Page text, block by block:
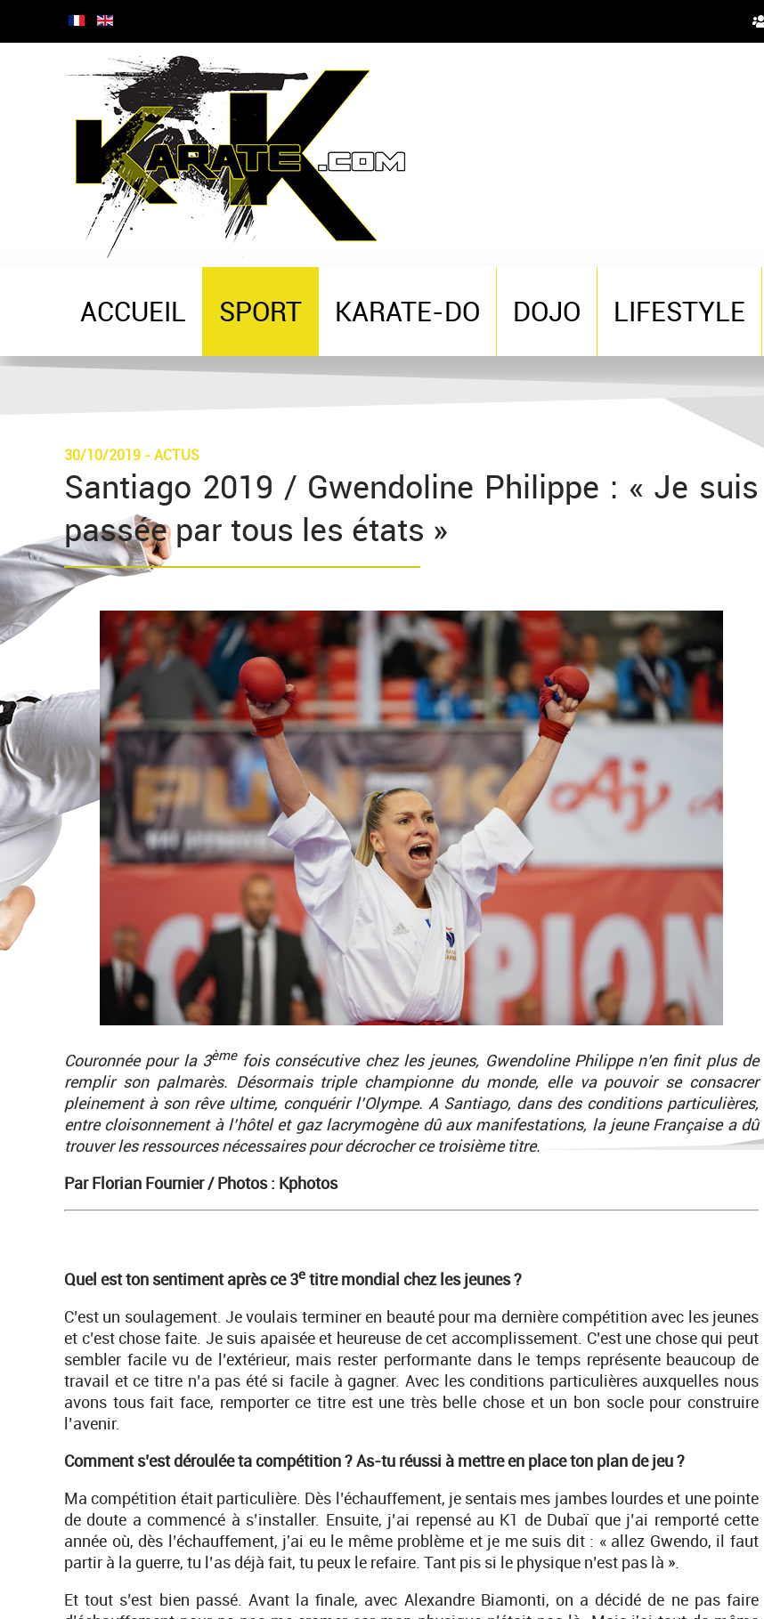
ACCUEIL SPORT KARATE-DO DOJO LIFESTYLE
30/10/2019 -ACTUS
Santiago 2019 / Gwendoline Philippe : « Je suis
passée par tous les états »
Couronnée pour la 3èmefois consécutive chez les jeunes, Gwendoline Philippe n’en finit plus de
remplir son palmarès. Désormais triple championne du monde, elle va pouvoir se consacrer
pleinement à son rêve ultime, conquérir l’Olympe. A Santiago, dans des conditions particulières,
entre cloisonnement à l’hôtel et gaz lacrymogène dû aux manifestations, la jeune Française a dû
trouver les ressources nécessaires pour décrocher ce troisième titre.
Par Florian Fournier / Photos : Kphotos
Quel est ton sentiment après ce 3e titre mondial chez les jeunes ?
C’est un soulagement. Je voulais terminer en beauté pour ma dernière compétition avec les jeunes
et c’est chose faite. Je suis apaisée et heureuse de cet accomplissement. C’est une chose qui peut
sembler facile vu de l’extérieur, mais rester performante dans le temps représente beaucoup de
travail et ce titre n’a pas été si facile à gagner. Avec les conditions particulières auxquelles nous
avons tous fait face, remporter ce titre est une très belle chose et un bon socle pour construire
l’avenir.
Comment s’est déroulée ta compétition ? As-tu réussi à mettre en place ton plan de jeu ?
Ma compétition était particulière. Dès l’échauffement, je sentais mes jambes lourdes et une pointe
de doute a commencé à s’installer. Ensuite, j’ai repensé au K1 de Dubaï que j’ai remporté cette
année où, dès l’échauffement, j'ai eu le même problème et je me suis dit : « allez Gwendo, il faut
partir à la guerre, tu l’as déjà fait, tu peux le refaire. Tant pis si le physique n’est pas là ».
Et tout s’est bien passé. Avant la finale, avec Alexandre Biamonti, on a décidé de ne pas faire